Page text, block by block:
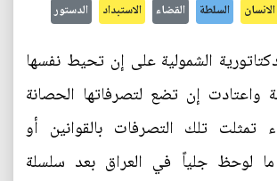
السلطة القضاء الاستبداد الدستور
الشمولية على إن تحيط نفسها
واعتادت إن تضع لتصرفاتها الحصانة
تمثلت تلك التصرفات بالقوانين أو
ما لوحظ جلياً في العراق بعد سلسلة